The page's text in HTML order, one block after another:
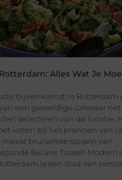
Alles Wat Je
bijeenkomst in Rotterdam
een geweldige cateraar net
selecteren van de locatie.
letten bij het plannen van
meest bruisende steden van
Balans Tussen Modern
is een stad van